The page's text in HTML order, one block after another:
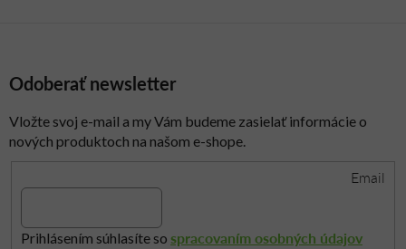
Odoberať newsletter
Vložte svoj e-mail a my Vám budeme zasielať informácie o
nových produktoch na našom e-shope.
Email
Prihlásením súhlasíte so spracovaním osobných údajov